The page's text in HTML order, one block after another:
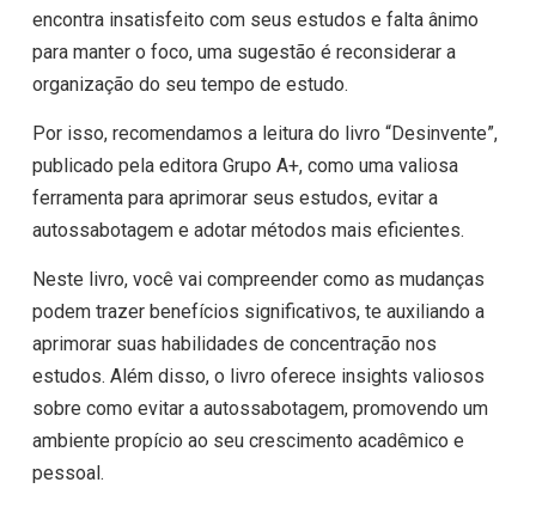
encontra insatisfeito com seus estudos e falta ânimo
para manter o foco, uma sugestão é reconsiderar a
organização do seu tempo de estudo.
Por isso, recomendamos a leitura do livro “Desinvente”,
publicado pela editora Grupo A+, como uma valiosa
ferramenta para aprimorar seus estudos, evitar a
autossabotagem e adotar métodos mais eficientes.
Neste livro, você vai compreender como as mudanças
podem trazer benefícios significativos, te auxiliando a
aprimorar suas habilidades de concentração nos
estudos. Além disso, o livro oferece insights valiosos
sobre como evitar a autossabotagem, promovendo um
ambiente propício ao seu crescimento acadêmico e
pessoal.